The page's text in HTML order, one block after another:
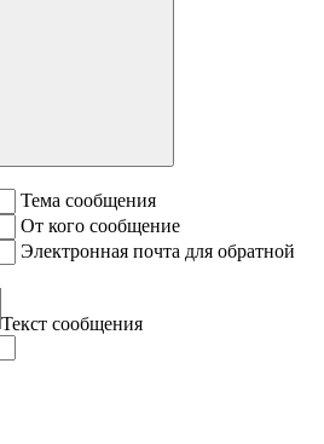
Тема сообщения
От кого сообщение
Электронная почта для обратной
Текст сообщения